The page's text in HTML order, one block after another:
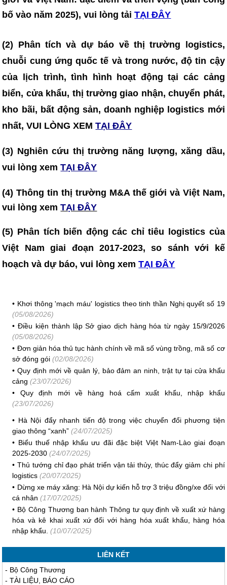
bố vào năm 2025), vui lòng tảiTẠI ĐÂY
(2) Phân tích và dự báo về thị trường logistics,
chuỗi cung ứng quốc tế và trong nước, độ tin cậy
của lịch trình, tình hình hoạt động tại các cảng
biển, cửa khẩu, thị trường giao nhận, chuyển phát,
kho bãi, bất động sản, doanh nghiệp logistics mới
nhất, VUI LÒNG XEM TẠI ĐÂY
(3) Nghiên cứu thị trường năng lượng, xăng dầu,
vui lòng xemTẠI ĐÂY
(4) Thông tin thị trường M&A thế giới và Việt Nam,
vui lòng xemTẠI ĐÂY
(5) Phân tích biến động các chỉ tiêu logistics của
Việt Nam giai đoạn 2017-2023, so sánh với kế
hoạch và dự báo, vui lòng xemTẠI ĐÂY
• Khơi thông 'mạch máu' logistics theo tinh thần Nghị quyết số 19
(05/08/2026)
•Điều kiện thành lập Sở giao dịch hàng hóa từ ngày 15/9/2026
(05/08/2026)
• Đơn giản hóa thủ tục hành chính về mã số vùng trồng, mã số cơ
sở đóng gói (02/08/2026)
•Quy định mới về quản lý, bảo đảm an ninh, trật tự tại cửa khẩu
cảng (23/07/2026)
• Quy định mới về hàng hoá cấm xuất khẩu, nhập khẩu
(23/07/2026)
• Hà Nội đẩy nhanh tiến độ trong việc chuyển đổi phương tiện
giao thông “xanh” (24/07/2025)
• Biểu thuế nhập khẩu ưu đãi đặc biệt Việt Nam-Lào giai đoạn
2025-2030 (24/07/2025)
•Thủ tướng chỉ đạo phát triển vận tải thủy, thúc đẩy giảm chi phí
logistics (20/07/2025)
• Dừng xe máy xăng: Hà Nội dự kiến hỗ trợ 3 triệu đồng/xe đối với
cá nhân (17/07/2025)
• Bộ Công Thương ban hành Thông tư quy định về xuất xứ hàng
hóa và kê khai xuất xứ đối với hàng hóa xuất khẩu, hàng hóa
nhập khẩu. (10/07/2025)
LIÊN KẾT
- Bộ Công Thương
-TÀI LIỆU, BÁO CÁO